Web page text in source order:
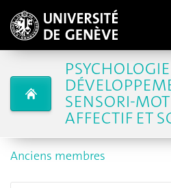
SENSORI-
AFFECTIF ET
Anciens membres